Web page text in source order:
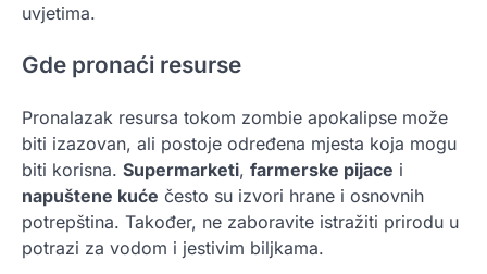
uvjetima.
Gde pronaći resurse
Pronalazak resursa tokom zombie apokalipse može
biti izazovan, ali postoje određena mjesta koja mogu
biti korisna. Supermarketi, farmerske pijace i
napuštene kuće često su izvori hrane i osnovnih
potrepština. Također, ne zaboravite istražiti prirodu u
potrazi za vodom i jestivim biljkama.